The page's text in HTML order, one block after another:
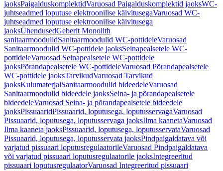
jaoksPaigalduskomplektidVaruosad Paigalduskomplektid jaoksWC-
juhtseadmed loputuse elektroonilise käivitusegaVaruosad WC-
juhtseadmed loputuse elektroonilise käivitusega
jaoksÜhendusedGeberit Monolith
sanitaarmoodulidSanitaarmoodulid WC-pottideleVaruosad
Sanitaarmoodulid WC-pottidele jaoksSeinapealsetele WC-
pottideleVaruosad Seinapealsetele WC-pottidele
jaoksPõrandapealsetele WC-pottideleVaruosad Põrandapealsetele
WC-pottidele jaoksTarvikudVaruosad Tarvikud
jaoksKulumaterjalSanitaarmoodulid bideedeleVaruosad
Sanitaarmoodulid bideedele jaoksSeina- ja põrandapealsetele
bideedeleVaruosad Seina- ja põrandapealsetele bideedele
jaoksPissuaaridPissuaarid, loputusega, loputusservagaVaruosad
Pissuaarid, loputusega, loputusservaga jaoksIlma kaanetaVaruosad
Ilma kaaneta jaoksPissuaarid, loputusega, loputusservataVaruosad
Pissuaarid, loputusega, loputusservata jaoksPindpaigaldatava või
varjatud pissuaari loputusregulaatorileVaruosad Pindpaigaldatava
või varjatud pissuaari loputusregulaatorile jaoksIntegreeritud
pissuaari loputusregulaatorVaruosad Integreeritud pissuaari